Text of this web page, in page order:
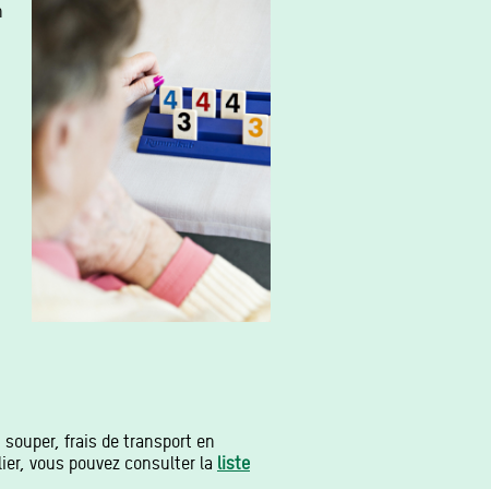
frais de transport en
vous pouvez consulter la liste